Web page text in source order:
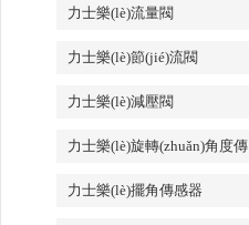
力士樂(lè)流量閥
力士樂(lè)節(jié)流閥
力士樂(lè)減壓閥
力士樂(lè)旋轉(zhuǎn)角度傳
感器
力士樂(lè)擺角傳感器